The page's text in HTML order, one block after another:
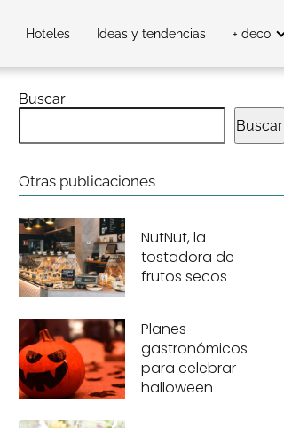
Hoteles Ideas y tendencias + deco
Buscar
Buscar
Otras publicaciones
NutNut, la
tostadora de
frutos secos
Planes
gastronómicos
para celebrar
halloween